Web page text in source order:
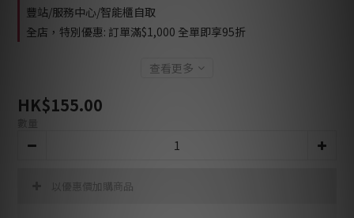
豐站/服務中心/智能櫃自取
全店，特別優惠: 訂單滿$1,000 全單即享95折
查看更多
HK$155.00
以優惠價加購商品